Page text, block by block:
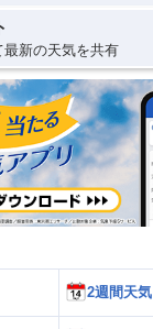
新の天気を共有
2週間天気